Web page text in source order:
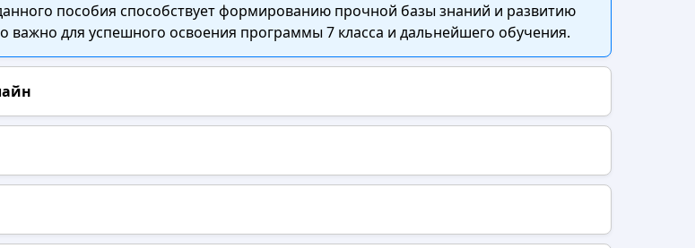
пособия способствует формированию прочной базы знаний и развитию
важно для успешного освоения программы 7 класса и дальнейшего обучения.